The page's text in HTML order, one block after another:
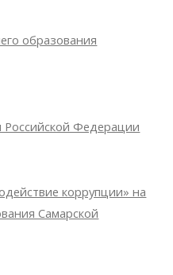
образования
Федерации
коррупции» на
Самарской